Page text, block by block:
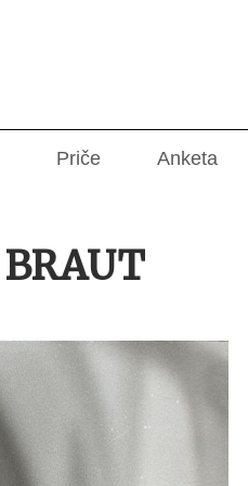
Priče Anketa